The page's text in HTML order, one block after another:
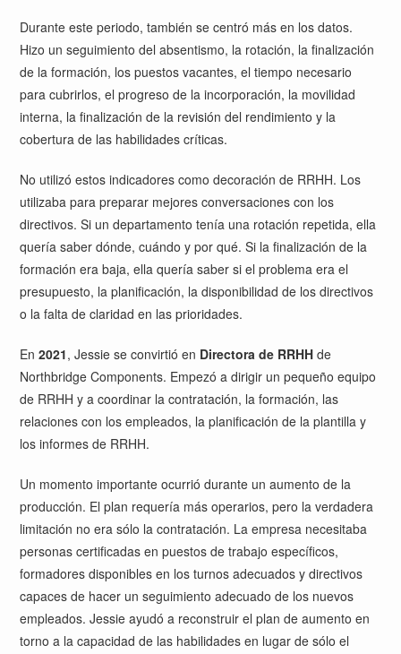
Durante este periodo, también se centró más en los datos.
Hizo un seguimiento del absentismo, la rotación, la finalización
de la formación, los puestos vacantes, el tiempo necesario
para cubrirlos, el progreso de la incorporación, la movilidad
interna, la finalización de la revisión del rendimiento y la
cobertura de las habilidades críticas.
No utilizó estos indicadores como decoración de RRHH. Los
utilizaba para preparar mejores conversaciones con los
directivos. Si un departamento tenía una rotación repetida, ella
quería saber dónde, cuándo y por qué. Si la finalización de la
formación era baja, ella quería saber si el problema era el
presupuesto, la planificación, la disponibilidad de los directivos
o la falta de claridad en las prioridades.
En2021, Jessie se convirtió en Directora de RRHH de
Northbridge Components. Empezó a dirigir un pequeño equipo
de RRHH y a coordinar la contratación, la formación, las
relaciones con los empleados, la planificación de la plantilla y
los informes de RRHH.
Un momento importante ocurrió durante un aumento de la
producción. El plan requería más operarios, pero la verdadera
limitación no era sólo la contratación. La empresa necesitaba
personas certificadas en puestos de trabajo específicos,
formadores disponibles en los turnos adecuados y directivos
capaces de hacer un seguimiento adecuado de los nuevos
empleados. Jessie ayudó a reconstruir el plan de aumento en
torno a la capacidad de las habilidades en lugar de sólo el